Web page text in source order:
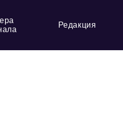
Редакция